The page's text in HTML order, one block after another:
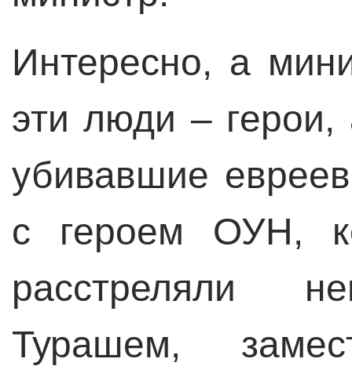
Интересно, а
эти люди –
убивавшие
с героем ОУН,
расстреляли
Турашем,